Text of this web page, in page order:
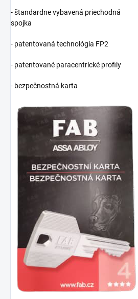
- štandardne vybavená priechodná
spojka
- patentovaná technológia FP2
- patentované paracentrické profily
- bezpečnostná karta